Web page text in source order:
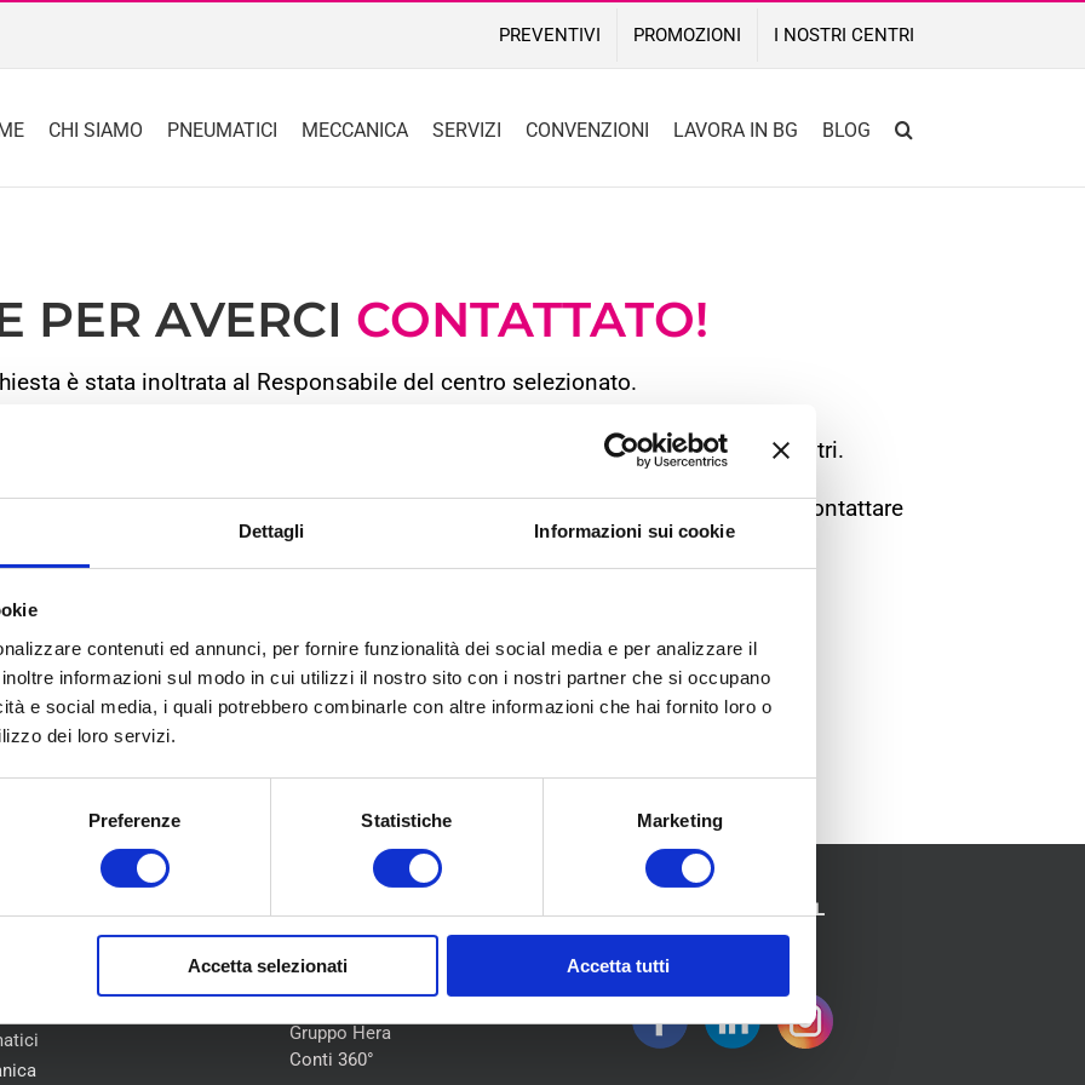
Dettagli Informazioni sui cookie
contenuti ed annunci, per fornire funzionalità dei social media e per analizzare il
informazioni sul modo in cui utilizzi il nostro sito con i nostri partner che si occupano
e social media, i quali potrebbero combinarle con altre informazioni che hai fornito loro o
dei loro servizi.
Preferenze Statistiche Marketing
Accetta selezionati Accetta tutti
PREVENTIVI PROMOZIONI I NOSTRI CENTRI
CHI SIAMO PNEUMATICI MECCANICA SERVIZI CONVENZIONI LAVORA IN BG BLOG
PER AVERCI CONTATTATO!
è stata inoltrata al Responsabile del centro selezionato.
in tempi più rapidi ti suggeriamo di contattare o recarti in uno dei nostri centri.
del preventivo entro 48 ore ti invitiamo a controllare la casella “Spam” o contattare
telefonicamente il centro
di
I NOSTRI CENTRI
Gruppo Hera
Conti 360°
SEGUICI SUI SOCIAL